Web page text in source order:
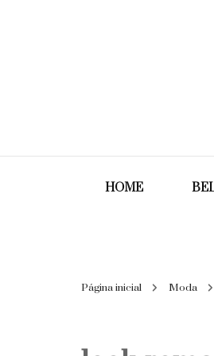
HOME
Página inicial Moda